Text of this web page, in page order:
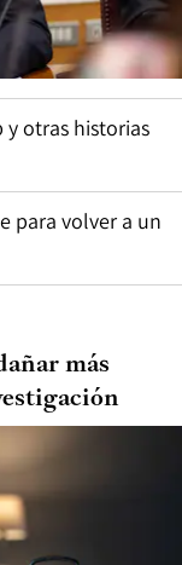
y otras historias
para volver a un
más